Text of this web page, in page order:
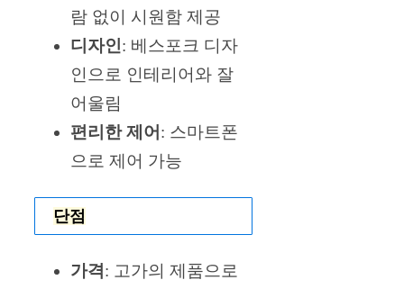
람 없이 시원함 제공
디자인: 베스포크 디자
인으로 인테리어와 잘
어울림
편리한 제어 : 스마트폰
으로 제어 가능
단점
가격 : 고가의 제품으로